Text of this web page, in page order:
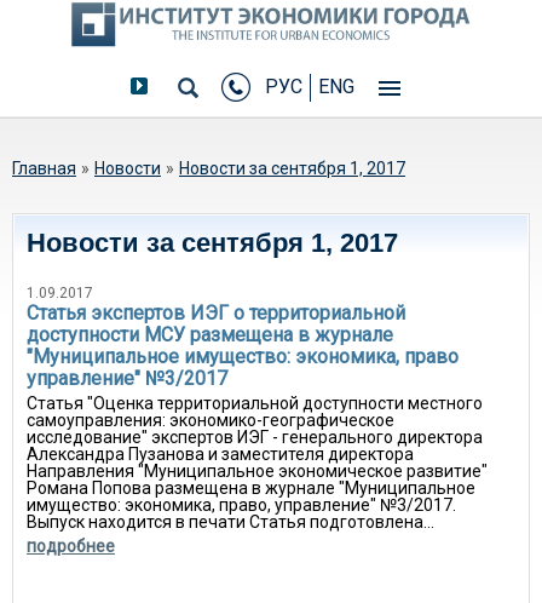
РУС ENG
Вы здесь
Главная » Новости » Новости за сентября 1, 2017
Новости за сентября 1, 2017
1.09.2017
Статья экспертов ИЭГ о территориальной
доступности МСУ размещена в журнале
"Муниципальное имущество: экономика, право
управление" №3/2017
Статья "Оценка территориальной доступности местного
самоуправления: экономико-географическое
исследование" экспертов ИЭГ - генерального директора
Александра Пузанова и заместителя директора
Направления "Муниципальное экономическое развитие"
Романа Попова размещена в журнале "Муниципальное
имущество: экономика, право, управление" №3/2017.
Выпуск находится в печати Статья подготовлена...
подробнее